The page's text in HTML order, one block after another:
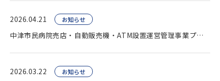
2026.04.21 お知らせ
中津市民病院売店・自動販売機・ATM設置運営管理事業プロポーザル（公告）
2026.03.22 お知らせ